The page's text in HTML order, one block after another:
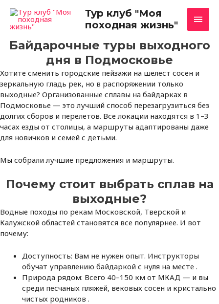
содержимому
Тур клуб "Моя
походная жизнь"
Байдарочные туры выходного
дня в Подмосковье
Хотите сменить городские пейзажи на шелест сосен и
зеркальную гладь рек, но в распоряжении только
выходные? Организованные сплавы на байдарках в
Подмосковье — это лучший способ перезагрузиться без
долгих сборов и перелетов. Все локации находятся в 1–3
часах езды от столицы, а маршруты адаптированы даже
для новичков и семей с детьми.
Мы собрали лучшие предложения и маршруты.
Почему стоит выбрать сплав на
выходные?
Водные походы по рекам Московской, Тверской и
Калужской областей становятся все популярнее. И вот
почему:
Доступность: Вам не нужен опыт. Инструкторы
обучат управлению байдаркой с нуля на месте .
Природа рядом: Всего 40–150 км от МКАД — и вы
среди песчаных пляжей, вековых сосен и кристально
чистых родников .